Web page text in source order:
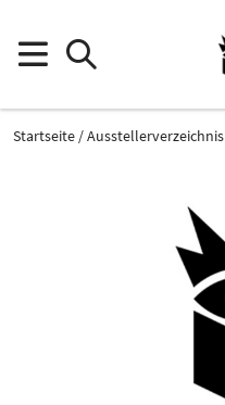
Startseite Ausstellerverzeichnis